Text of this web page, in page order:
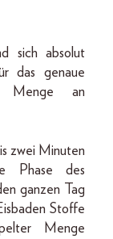
sich absolut
das genaue
Menge an
zwei Minuten
Phase des
ganzen Tag
Stoffe
Menge